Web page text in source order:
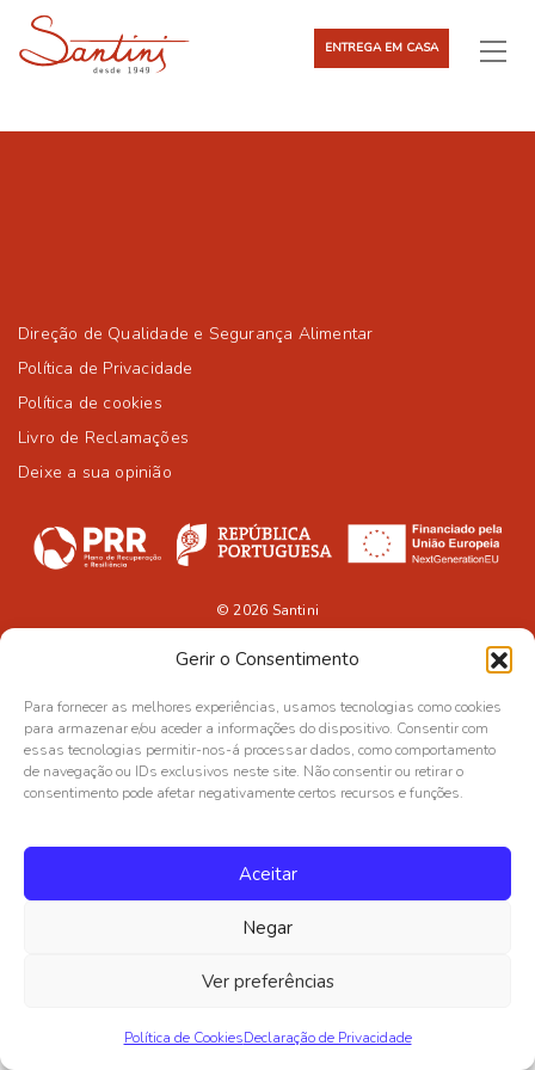
Gerir o Consentimento
Para fornecer as melhores experiências, usamos tecnologias como cookies
para armazenar e/ou aceder a informações do dispositivo. Consentir com
essas tecnologias permitir-nos-á processar dados, como comportamento
de navegação ou IDs exclusivos neste site. Não consentir ou retirar o
consentimento pode afetar negativamente certos recursos e funções.
Aceitar
Negar
Ver preferências
Política de CookiesDeclaração de Privacidade
ENTREGA EM CASA
Direção de Qualidade e Segurança Alimentar
Política de Privacidade
Política de cookies
Livro de Reclamações
Deixe a sua opinião
© 2026 Santini